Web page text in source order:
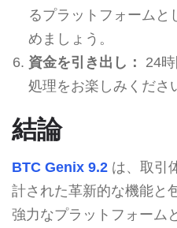
るプラットフォームと
めましょう。
資金を引き出し：
24
処理をお楽しみくださ
結論
BTC Genix 9.2 は、取引
計された革新的な機能と
強力なプラットフォーム